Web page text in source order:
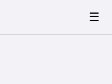
☰